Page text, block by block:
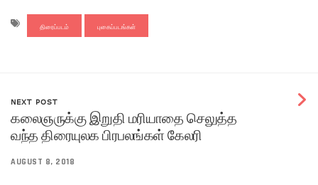
திரைப்படம் புகைப்படங்கள்
NEXT POST
கலைஞருக்கு இறுதி மரியாதை செலுத்த
வந்த திரையுலக பிரபலங்கள் கேலரி
AUGUST 8, 2018